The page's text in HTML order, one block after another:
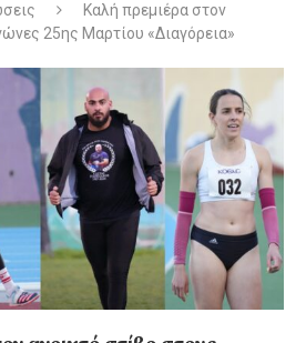
Καλή πρεμιέρα στον
25ης Μαρτίου «Διαγόρεια»